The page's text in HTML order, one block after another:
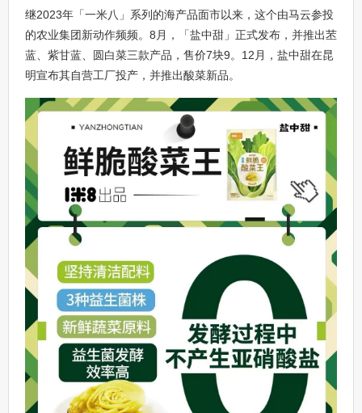
继2023年「一米八」系列的海产品面市以来，这个由马云参投
的农业集团新动作频频。8月，「盐中甜」正式发布，并推出苤
蓝、紫甘蓝、圆白菜三款产品，售价7块9。12月，盐中甜在昆
明宣布其自营工厂投产，并推出酸菜新品。